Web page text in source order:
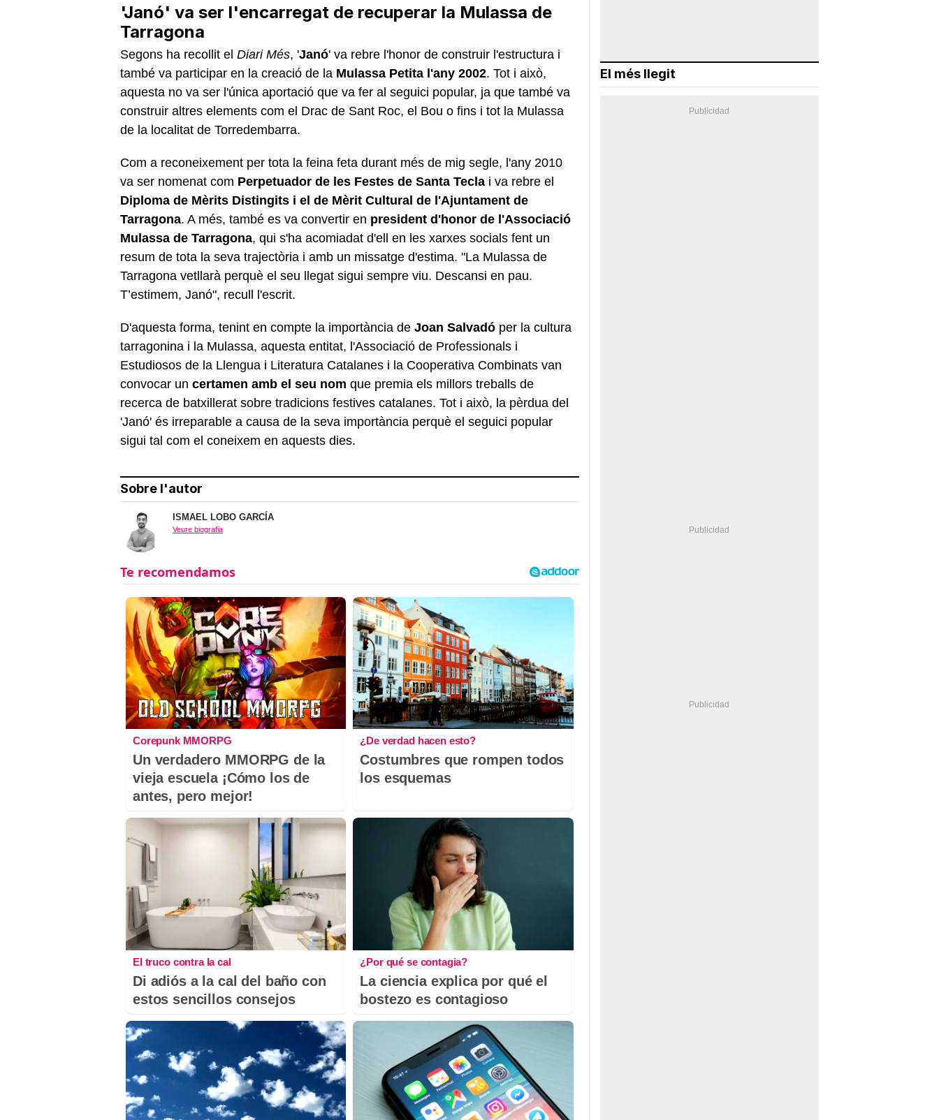
'Janó' va ser l'encarregat de recuperar la Mulassa de
Tarragona
Segons ha recollit el Diari Més, 'Janó' va rebre l'honor de construir l'estructura i
també va participar en la creació de la Mulassa Petita l'any 2002. Tot i això,
aquesta no va ser l'única aportació que va fer al seguici popular, ja que també va
construir altres elements com el Drac de Sant Roc, el Bou o fins i tot la Mulassa
de la localitat de Torredembarra.
Com a reconeixement per tota la feina feta durant més de mig segle, l'any 2010
va ser nomenat com Perpetuador de les Festes de Santa Tecla i va rebre el
Diploma de Mèrits Distingits i el de Mèrit Cultural de l'Ajuntament de
Tarragona. A més, també es va convertir en president d'honor de l'Associació
Mulassa de Tarragona, qui s'ha acomiadat d'ell en les xarxes socials fent un
resum de tota la seva trajectòria i amb un missatge d'estima. "La Mulassa de
Tarragona vetllarà perquè el seu llegat sigui sempre viu. Descansi en pau.
T’estimem, Janó", recull l'escrit.
D'aquesta forma, tenint en compte la importància de Joan Salvadó per la cultura
tarragonina i la Mulassa, aquesta entitat, l'Associació de Professionals i
Estudiosos de la Llengua i Literatura Catalanes i la Cooperativa Combinats van
convocar un certamen amb el seu nom que premia els millors treballs de
recerca de batxillerat sobre tradicions festives catalanes. Tot i això, la pèrdua del
'Janó' és irreparable a causa de la seva importància perquè el seguici popular
sigui tal com el coneixem en aquests dies.
Sobre l'autor
ISMAEL LOBO GARCÍA
Veure biografia
Corepunk MMORPG
Un verdadero MMORPG de la
vieja escuela ¡Cómo los de
antes, pero mejor!
¿De verdad hacen esto?
Costumbres que rompen todos
los esquemas
El truco contra la cal
Di adiós a la cal del baño con
estos sencillos consejos
¿Por qué se contagia?
La ciencia explica por qué el
bostezo es contagioso
El més llegit